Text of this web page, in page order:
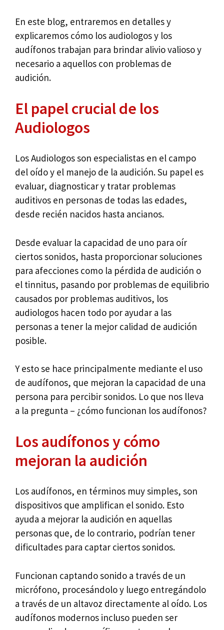
En este blog, entraremos en detalles y
explicaremos cómo los audiologos y los
audífonos trabajan para brindar alivio valioso y
necesario a aquellos con problemas de
audición.
El papel crucial de los
Audiologos
Los Audiologos son especialistas en el campo
del oído y el manejo de la audición. Su papel es
evaluar, diagnosticar y tratar problemas
auditivos en personas de todas las edades,
desde recién nacidos hasta ancianos.
Desde evaluar la capacidad de uno para oír
ciertos sonidos, hasta proporcionar soluciones
para afecciones como la pérdida de audición o
el tinnitus, pasando por problemas de equilibrio
causados por problemas auditivos, los
audiologos hacen todo por ayudar a las
personas a tener la mejor calidad de audición
posible.
Y esto se hace principalmente mediante el uso
de audífonos, que mejoran la capacidad de una
persona para percibir sonidos. Lo que nos lleva
a la pregunta – ¿cómo funcionan los audífonos?
Los audífonos y cómo
mejoran la audición
Los audífonos, en términos muy simples, son
dispositivos que amplifican el sonido. Esto
ayuda a mejorar la audición en aquellas
personas que, de lo contrario, podrían tener
dificultades para captar ciertos sonidos.
Funcionan captando sonido a través de un
micrófono, procesándolo y luego entregándolo
a través de un altavoz directamente al oído. Los
audífonos modernos incluso pueden ser